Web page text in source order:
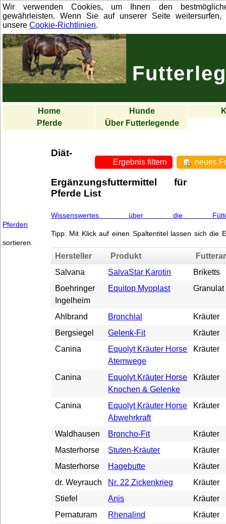
Wir verwenden Cookies, um Ihnen den
gewährleisten. Wenn Sie auf unserer Seite weitersurfen,
unsereCookie-Richtlinien.
Home Hunde
Pferde
Über Futterlegende
Ergebnis filtern neues
Diät-
Ergänzungsfuttermittel für
Pferde List
Wissenswertes über die
Pferden
Tipp: Mit Klick auf einen Spaltentitel lassen sich die
sortieren.
Hersteller Produkt
Salvana
SalvaStar Karotin
Briketts
Boehringer
Ingelheim
Equitop Myoplast Granulat
Ahlbrand Bronchial
Kräuter
Bergsiegel
Gelenk-Fit
Kräuter
Canina
Equolyt Kräuter Horse
Atemwege
Kräuter
Canina
Equolyt Kräuter Horse
Knochen & Gelenke
Kräuter
Canina
Equolyt Kräuter Horse
Abwehrkraft
Kräuter
Waldhausen Broncho-Fit
Kräuter
Masterhorse
Stuten-Kräuter
Kräuter
Masterhorse
Hagebutte
Kräuter
dr. Weyrauch
Nr. 22 Zickenkrieg
Kräuter
Stiefel
Anis
Kräuter
Pernaturam
Rhenalind
Kräuter